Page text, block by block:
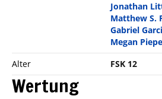
Jonathan
Matthew S.
Gabriel
Megan
Alter
FSK 12
Wertung